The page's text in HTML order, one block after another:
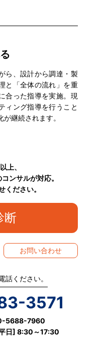
ら、設計から調達・製
と「全体の流れ」を重
合った指導を実施。現
ィング指導を行うこと
継続されます。
上、
ンサルが対応。
ください。
断
お問い合わせ
話ください。
3571
5688-7960
日] 8:30～17:30